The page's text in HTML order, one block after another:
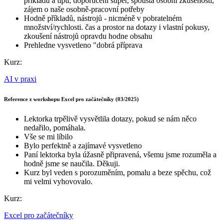
zájem o naše osobně-pracovní potřeby
Hodně příkladů, nástrojů - nicméně v pobratelném
množství/rychlosti. čas a prostor na dotazy i vlastní pokusy,
zkoušení nástrojů opravdu hodne obsahu
Prehledne vysvetleno "dobrá příprava
Kurz:
AI v praxi
Reference z workshopu Excel pro začátečníky (03/2025)
Lektorka trpělivě vysvětlila dotazy, pokud se nám něco
nedařilo, pomáhala.
Vše se mi líbilo
Bylo perfektně a zajímavé vysvetleno
Paní lektorka byla úžasně připravená, všemu jsme rozuměla a
hodně jsme se naučila. Děkuji.
Kurz byl veden s porozuměním, pomalu a beze spěchu, což
mi velmi vyhovovalo.
Kurz:
Excel pro začátečníky